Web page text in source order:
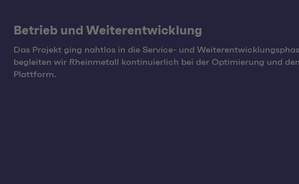
Betrieb und Weiterentwicklung
Das Projekt ging nahtlos in die Service- und
begleiten wir Rheinmetall kontinuierlich bei der Optimierung und
Plattform.